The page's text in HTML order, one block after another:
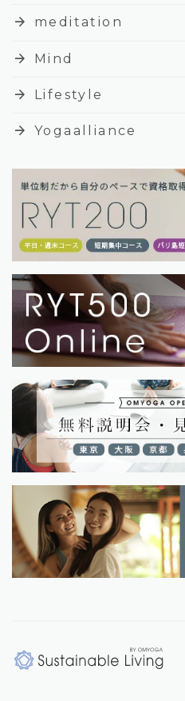
arrow_forward
meditation
arrow_forward
Mind
arrow_forward Lifestyle
arrow_forward Yogaalliance